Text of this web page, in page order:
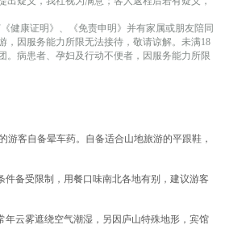
健康证明》、《免责申明》并有家属或朋友陪同
，因服务能力所限无法接待，敬请谅解。未满18
。病患者、孕妇及行动不便者，因服务能力所限
游客自备晕车药。自备适合山地旅游的平跟鞋，
件备受限制，用餐口味南北各地有别，建议游客
年云雾遮绕空气潮湿，另因庐山特殊地形，宾馆